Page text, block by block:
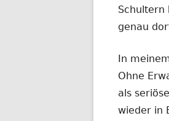
Schultern
genau
In
Ohne
als
wieder in